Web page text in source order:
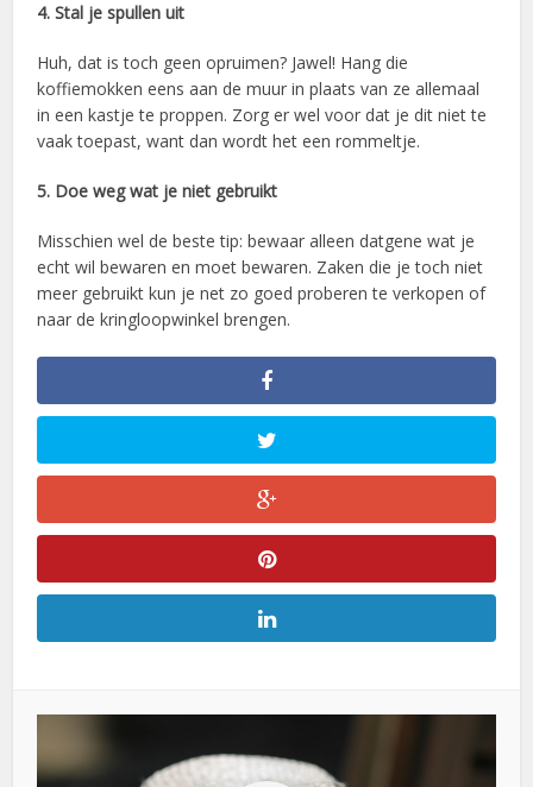
4. Stal je spullen uit
Huh, dat is toch geen opruimen? Jawel! Hang die
koffiemokken eens aan de muur in plaats van ze allemaal
in een kastje te proppen. Zorg er wel voor dat je dit niet te
vaak toepast, want dan wordt het een rommeltje.
5. Doe weg wat je niet gebruikt
Misschien wel de beste tip: bewaar alleen datgene wat je
echt wil bewaren en moet bewaren. Zaken die je toch niet
meer gebruikt kun je net zo goed proberen te verkopen of
naar de kringloopwinkel brengen.